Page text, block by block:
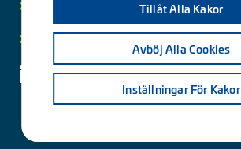
Dataskyddsmeddelande
Tillåt Alla Kakor
Avböj Alla Cookies
Inställningar För Kakor